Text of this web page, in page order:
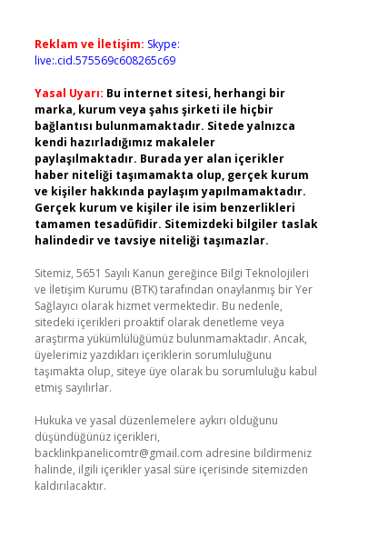
Reklam ve İletişim: Skype:
live:.cid.575569c608265c69
Yasal Uyarı: Bu internet sitesi, herhangi bir
marka, kurum veya şahıs şirketi ile hiçbir
bağlantısı bulunmamaktadır. Sitede yalnızca
kendi hazırladığımız makaleler
paylaşılmaktadır. Burada yer alan içerikler
haber niteliği taşımamakta olup, gerçek kurum
ve kişiler hakkında paylaşım yapılmamaktadır.
Gerçek kurum ve kişiler ile isim benzerlikleri
tamamen tesadüfidir. Sitemizdeki bilgiler taslak
halindedir ve tavsiye niteliği taşımazlar.
Sitemiz, 5651 Sayılı Kanun gereğince Bilgi Teknolojileri
ve İletişim Kurumu (BTK) tarafından onaylanmış bir Yer
Sağlayıcı olarak hizmet vermektedir. Bu nedenle,
sitedeki içerikleri proaktif olarak denetleme veya
araştırma yükümlülüğümüz bulunmamaktadır. Ancak,
üyelerimiz yazdıkları içeriklerin sorumluluğunu
taşımakta olup, siteye üye olarak bu sorumluluğu kabul
etmiş sayılırlar.
Hukuka ve yasal düzenlemelere aykırı olduğunu
düşündüğünüz içerikleri,
backlinkpanelicomtr@gmail.com adresine bildirmeniz
halinde, ilgili içerikler yasal süre içerisinde sitemizden
kaldırılacaktır.